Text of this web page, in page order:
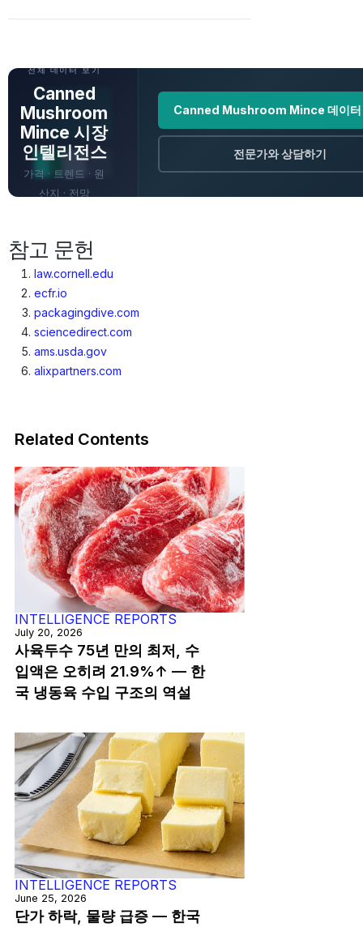
전체 데이터 보기
Canned
Mushroom
Mince 시장
인텔리전스
가격 · 트렌드 · 원
산지 · 전망
Canned Mushroom Mince 데이터
전문가와 상담하기
참고 문헌
law.cornell.edu
ecfr.io
packagingdive.com
sciencedirect.com
ams.usda.gov
alixpartners.com
Related Contents
INTELLIGENCE REPORTS
July 20, 2026
사육두수 75년 만의 최저, 수
입액은 오히려 21.9%↑ — 한
국 냉동육 수입 구조의 역설
INTELLIGENCE REPORTS
June 25, 2026
단가 하락, 물량 급증 — 한국